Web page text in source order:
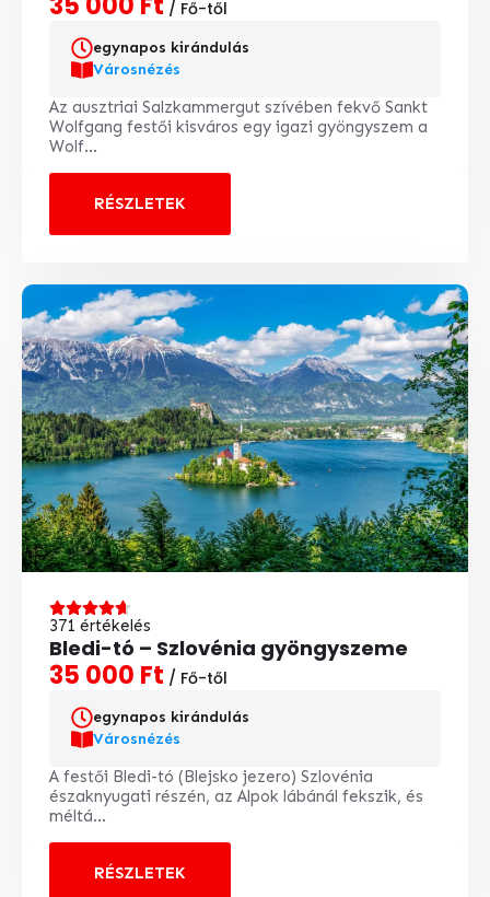
/ Fő-től
egynapos kirándulás
Városnézés
Az ausztriai Salzkammergut szívében fekvő Sankt
Wolfgang festői kisváros egy igazi gyöngyszem a
Wolf...
RÉSZLETEK
371 értékelés
Bledi-tó – Szlovénia gyöngyszeme
35 000 Ft / Fő-től
egynapos kirándulás
Városnézés
A festői Bledi-tó (Blejsko jezero) Szlovénia
északnyugati részén, az Alpok lábánál fekszik, és
méltá...
RÉSZLETEK